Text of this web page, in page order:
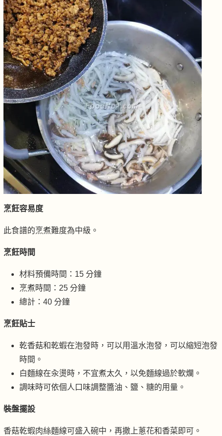
烹飪容易度
此食譜的烹煮難度為中級。
烹飪時間
材料預備時間：15 分鐘
烹煮時間：25 分鐘
總計：40 分鐘
烹飪貼士
乾香菇和乾蝦在泡發時，可以用溫水泡發，可以縮短泡發
時間。
白麵線在汆燙時，不宜煮太久，以免麵線過於軟爛。
調味時可依個人口味調整醬油、鹽、糖的用量。
裝盤擺設
香菇乾蝦肉絲麵線可盛入碗中，再撒上蔥花和香菜即可。